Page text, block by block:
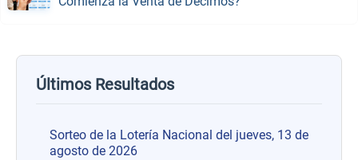
Últimos Resultados
Sorteo de la Lotería Nacional del jueves, 13 de
agosto de 2026